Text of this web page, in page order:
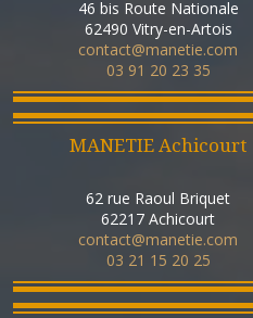
46 bis Route Nationale
62490 Vitry-en-Artois
contact@manetie.com
03 91 20 23 35
MANETIE Achicourt
62 rue Raoul Briquet
62217 Achicourt
contact@manetie.com
03 21 15 20 25